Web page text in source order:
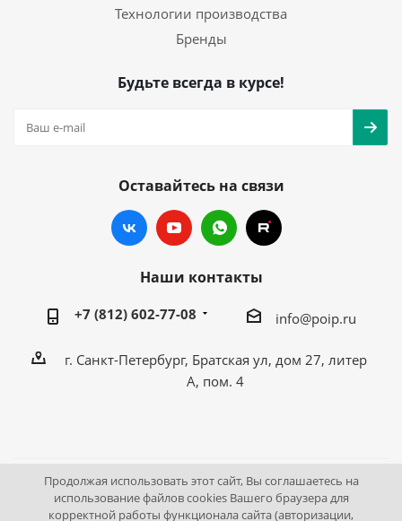
Технологии производства
Бренды
Будьте всегда в курсе!
Оставайтесь на связи
Наши контакты
+7 (812) 602-77-08 info@poip.ru
г. Санкт-Петербург, Братская ул, дом 27, литер
А, пом. 4
2009 - 2026 © Промышленное оборудование Интернет
Продолжая использовать этот сайт, Вы соглашаетесь на
использование файлов cookies Вашего браузера для
корректной работы функционала сайта (авторизации,